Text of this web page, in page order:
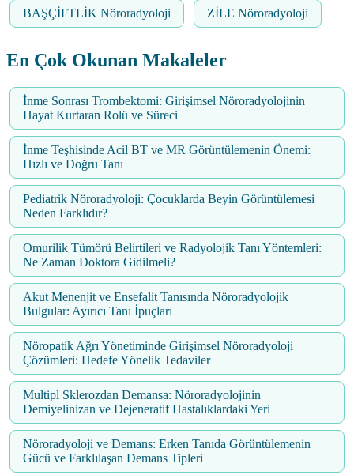
BAŞÇİFTLİK Nöroradyoloji ZİLE Nöroradyoloji
En Çok Okunan Makaleler
İnme Sonrası Trombektomi: Girişimsel Nöroradyolojinin
Hayat Kurtaran Rolü ve Süreci
İnme Teşhisinde Acil BT ve MR Görüntülemenin Önemi:
Hızlı ve Doğru Tanı
Pediatrik Nöroradyoloji: Çocuklarda Beyin Görüntülemesi
Neden Farklıdır?
Omurilik Tümörü Belirtileri ve Radyolojik Tanı Yöntemleri:
Ne Zaman Doktora Gidilmeli?
Akut Menenjit ve Ensefalit Tanısında Nöroradyolojik
Bulgular: Ayırıcı Tanı İpuçları
Nöropatik Ağrı Yönetiminde Girişimsel Nöroradyoloji
Çözümleri: Hedefe Yönelik Tedaviler
Multipl Sklerozdan Demansa: Nöroradyolojinin
Demiyelinizan ve Dejeneratif Hastalıklardaki Yeri
Nöroradyoloji ve Demans: Erken Tanıda Görüntülemenin
Gücü ve Farklılaşan Demans Tipleri